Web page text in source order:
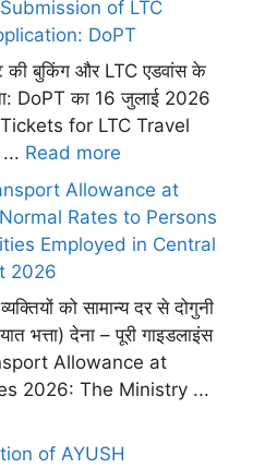
of LTC
DoPT
की बुकिंग और LTC एडवांस के
DoPT का 16 जुलाई 2026
for LTC Travel
Read more
Allowance at
Rates to Persons
Employed in Central
2026
को सामान्य दर से दोगुनी
भत्ता) देना – पूरी गाइडलाइंस
Allowance at
2026: The Ministry ...
of AYUSH